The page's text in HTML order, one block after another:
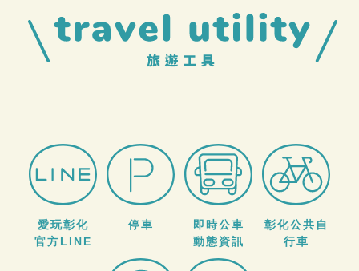
愛玩彰化
官方LINE
停車
即時公車
動態資訊
彰化公共自
行車